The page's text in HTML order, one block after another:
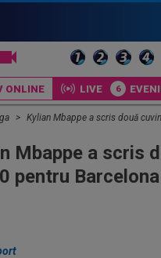
ONLINE LIVE
Kylian Mbappe a scris două cuvinte la 2-0 pentru
Mbappe a scris
pentru Barcelona